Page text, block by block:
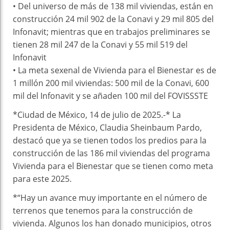
• Del universo de más de 138 mil viviendas, están en
construcción 24 mil 902 de la Conavi y 29 mil 805 del
Infonavit; mientras que en trabajos preliminares se
tienen 28 mil 247 de la Conavi y 55 mil 519 del
Infonavit
• La meta sexenal de Vivienda para el Bienestar es de
1 millón 200 mil viviendas: 500 mil de la Conavi, 600
mil del Infonavit y se añaden 100 mil del FOVISSSTE
*Ciudad de México, 14 de julio de 2025.-* La
Presidenta de México, Claudia Sheinbaum Pardo,
destacó que ya se tienen todos los predios para la
construcción de las 186 mil viviendas del programa
Vivienda para el Bienestar que se tienen como meta
para este 2025.
*“Hay un avance muy importante en el número de
terrenos que tenemos para la construcción de
vivienda. Algunos los han donado municipios, otros